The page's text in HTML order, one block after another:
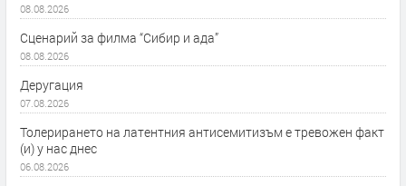
08.08.2026
Сценарий за филма “Сибир и ада”
08.08.2026
Деругация
07.08.2026
Толерирането на латентния антисемитизъм е тревожен факт
(и) у нас днес
06.08.2026